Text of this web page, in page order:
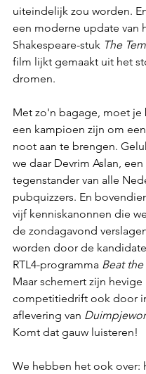
uiteindelijk zou worden.
een moderne update van
Shakespeare-stuk The
film lijkt gemaakt uit het
dromen.
Met zo'n bagage, moet je
een kampioen zijn om
noot aan te brengen.
we daar Devrim Aslan,
tegenstander van alle
pubquizzers. En
vijf kenniskanonnen die
de zondagavond
worden door de
RTL4-programma Beat
Maar schemert zijn hevige
competitiedrift ook door
aflevering van
Komt dat gauw luisteren!
We hebben het ook over: